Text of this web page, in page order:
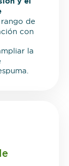
rango de
con
la